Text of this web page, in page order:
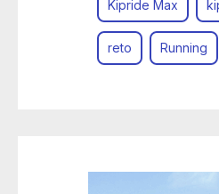
Kipride Max
reto Running